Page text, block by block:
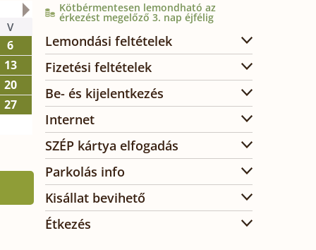
V
6
13
20
27
2026. október
CS
5
6 7
12
13 14 15 16
19
20 21 22 23
26
27
Kötbérmentesen lemondható az
érkezést megelőző 3. nap éjfélig
Lemondási feltételek
Fizetési feltételek
Be- és kijelentkezés
Internet
SZÉP kártya elfogadás
Parkolás info
Kisállat bevihető
Étkezés